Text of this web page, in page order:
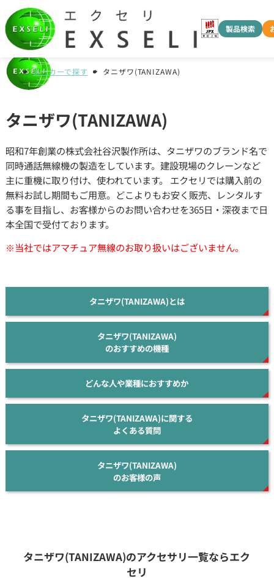
製品検索
メーカーで探す タニザワ(TANIZAWA)
タニザワ(TANIZAWA)
昭和7年創業の株式会社谷沢製作所は、タニザワのブランド名で
同時通話無線機の製造をしています。建設現場のクレーンなど
主に重機に取り付け、使われています。 エクセリでは購入前の
無料お試し期間もご用意。どこよりもお安く販売、レンタルす
る事を目指し、お客様からのお問い合わせを365日・深夜まで日
本全国で受付ております。
※当社ではアマチュア無線のお取り扱いはございません。
タニザワ(TANIZAWA)とは
タニザワ(TANIZAWA)
のおすすめの機種
どんな人や業種におすすめか
タニザワ(TANIZAWA)に関する
よくある質問
タニザワ(TANIZAWA)
のお客様の声
タニザワ(TANIZAWA)のアクセサリ一覧ならエク
セリ